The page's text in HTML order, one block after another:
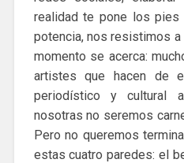
realidad te pone los
potencia, nos resistimos a
momento se acerca:
artistes que hacen de
periodístico y cultural
nosotras no seremos
Pero no queremos
estas cuatro paredes: el